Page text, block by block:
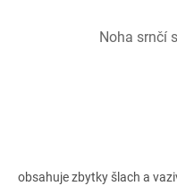
Noha srnčí
obsahuje zbytky šlach a